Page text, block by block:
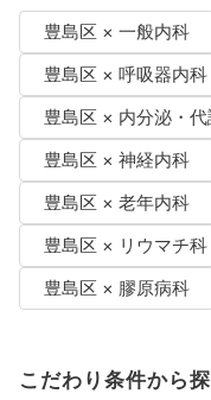
豊島区 × 一般内科
豊島区 × 呼吸器内科
豊島区 × 内分泌・
豊島区 × 神経内科
豊島区 × 老年内科
豊島区 × リウマチ科
豊島区 × 膠原病科
こだわり条件から